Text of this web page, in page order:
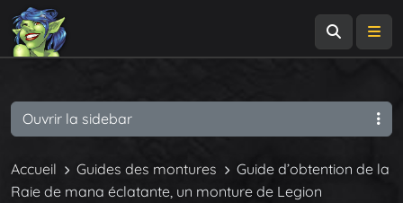
Accueil Guides des montures
Guide d’obtention de la
Raie de mana éclatante, un monture de Legion
Ouvrir la sidebar